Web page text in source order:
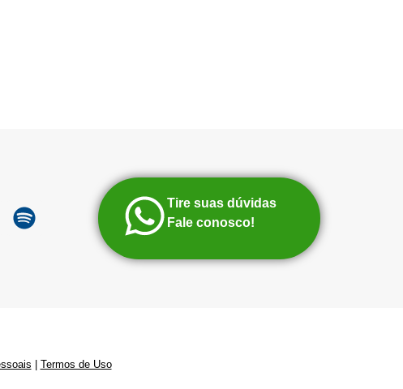
Tire suas dúvidas
Fale conosco!
| Termos de Uso